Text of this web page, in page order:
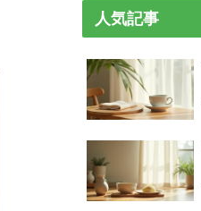
人気記事